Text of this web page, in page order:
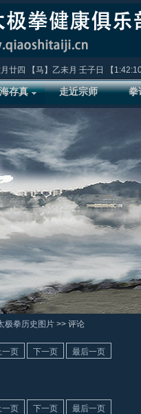
廿四 【马】乙未月 壬子日 【
存真 走近宗师 拳
极拳历史图片 >> 评论
一页 下一页 最后一页
一页 下一页 最后一页